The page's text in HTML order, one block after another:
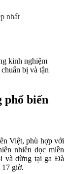
nhất
kinh nghiệm
bị và tận
phổ biến
Việt, phù hợp với
nhiên dọc miền
và dừng tại ga Đà
giờ.